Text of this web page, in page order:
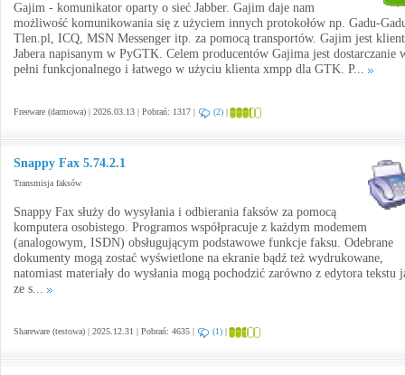
Gajim - komunikator oparty o sieć Jabber. Gajim daje nam
możliwość komunikowania się z użyciem innych protokołów np. Gadu-
Tlen.pl, ICQ, MSN Messenger itp. za pomocą transportów. Gajim jest
Jabera napisanym w PyGTK. Celem producentów Gajima jest dostarczanie
pełni funkcjonalnego i łatwego w użyciu klienta xmpp dla GTK. P...
Freeware (darmowa) | 2026.03.13 | Pobrań: 1317 | (2) |
Snappy Fax 5.74.2.1
Transmisja faksów
Snappy Fax służy do wysyłania i odbierania faksów za pomocą
komputera osobistego. Programos współpracuje z każdym modemem
(analogowym, ISDN) obsługującym podstawowe funkcje faksu. Odebrane
dokumenty mogą zostać wyświetlone na ekranie bądź też wydrukowane,
natomiast materiały do wysłania mogą pochodzić zarówno z edytora tekstu
ze s...
Shareware (testowa) | 2025.12.31 | Pobrań: 4635 | (1) |